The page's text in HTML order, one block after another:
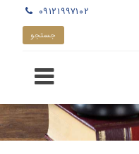
۰۹۱۲۱۹۹۷۱۰۲